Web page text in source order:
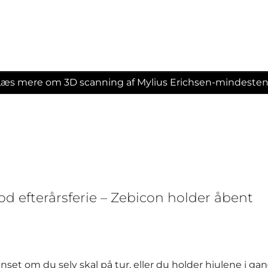
mere om 3D scanning af Mylius Erichsen-
efterårsferie – Zebicon holder åbent
om du selv skal på tur, eller du holder hjulene i